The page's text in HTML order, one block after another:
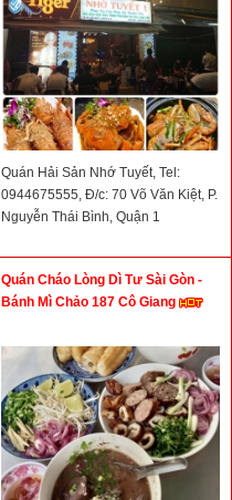
Quán Hải Sản Nhớ Tuyết, Tel:
0944675555, Đ/c: 70 Võ Văn Kiệt, P.
Nguyễn Thái Bình, Quận 1
Quán Cháo Lòng Dì Tư Sài Gòn -
Bánh Mì Chảo 187 Cô Giang